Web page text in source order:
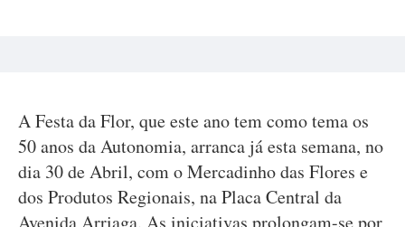
A Festa da Flor, que este ano tem como tema os
50 anos da Autonomia, arranca já esta semana, no
dia 30 de Abril, com o Mercadinho das Flores e
dos Produtos Regionais, na Placa Central da
Avenida Arriaga. As iniciativas prolongam-se por